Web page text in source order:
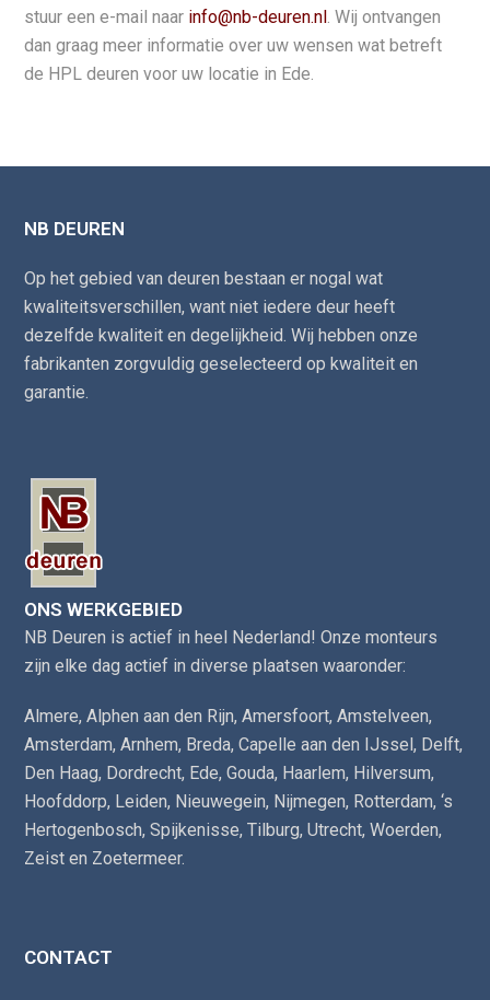
stuur een e-mail naar info@nb-deuren.nl. Wij ontvangen
dan graag meer informatie over uw wensen wat betreft
de HPL deuren voor uw locatie in Ede.
NB DEUREN
Op het gebied van deuren bestaan er nogal wat
kwaliteitsverschillen, want niet iedere deur heeft
dezelfde kwaliteit en degelijkheid. Wij hebben onze
fabrikanten zorgvuldig geselecteerd op kwaliteit en
garantie.
ONS WERKGEBIED
NB Deuren is actief in heel Nederland! Onze monteurs
zijn elke dag actief in diverse plaatsen waaronder:
Almere,Alphen aan den Rijn,Amersfoort,Amstelveen,
Amsterdam,Arnhem, Breda,Capelle aan den IJssel, Delft,
Den Haag, Dordrecht, Ede,Gouda, Haarlem, Hilversum,
Hoofddorp, Leiden, Nieuwegein, Nijmegen, Rotterdam,‘s
Hertogenbosch,Spijkenisse,Tilburg,Utrecht,Woerden,
Zeist en Zoetermeer.
CONTACT